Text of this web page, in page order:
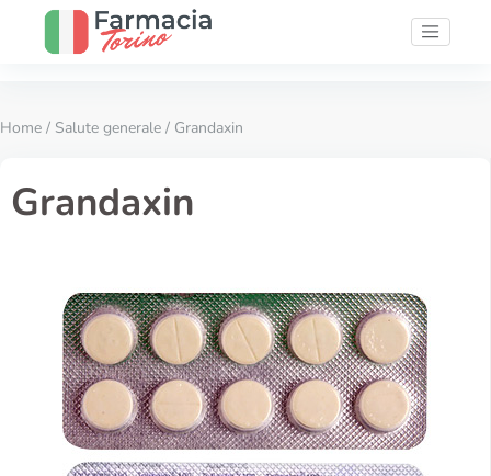
Home / Salute generale / Grandaxin
Grandaxin